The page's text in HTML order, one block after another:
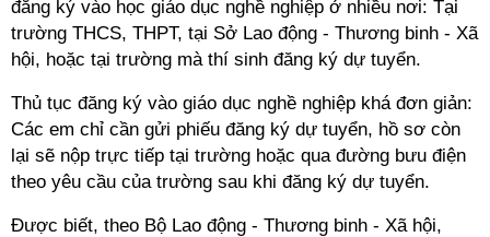
đăng ký vào học giáo dục nghề nghiệp ở nhiều nơi: Tại
trường THCS, THPT, tại Sở Lao động - Thương binh - Xã
hội, hoặc tại trường mà thí sinh đăng ký dự tuyển.
Thủ tục đăng ký vào giáo dục nghề nghiệp khá đơn giản:
Các em chỉ cần gửi phiếu đăng ký dự tuyển, hồ sơ còn
lại sẽ nộp trực tiếp tại trường hoặc qua đường bưu điện
theo yêu cầu của trường sau khi đăng ký dự tuyển.
Được biết, theo Bộ Lao động - Thương binh - Xã hội,